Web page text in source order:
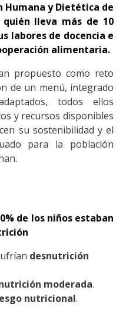
y Dietética de
lleva más de 10
labores de docencia e
alimentaria.
propuesto como reto
de un menú, integrado
todos ellos
y recursos disponibles
su sostenibilidad y el
para la población
de los niños estaban
desnutrición
moderada.
nutricional.